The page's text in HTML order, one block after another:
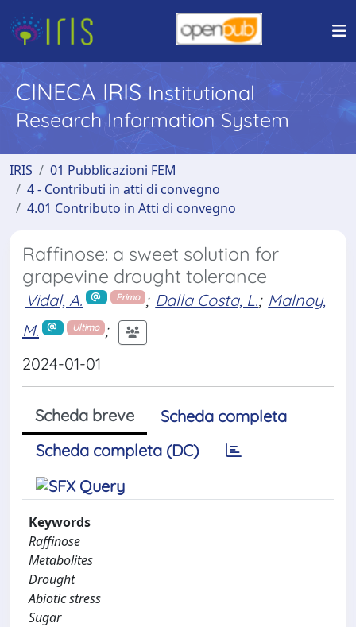
CINECA IRIS Institutional
Research Information System
IRIS
01 Pubblicazioni FEM
4 - Contributi in atti di convegno
4.01 Contributo in Atti di convegno
Raffinose: a sweet solution for
grapevine drought tolerance
Vidal, A. Primo ; Dalla Costa, L.; Malnoy,
M.
Ultimo ;
2024-01-01
Scheda breve
Scheda completa
Scheda completa (DC)
Keywords
Raffinose
Metabolites
Drought
Abiotic stress
Sugar